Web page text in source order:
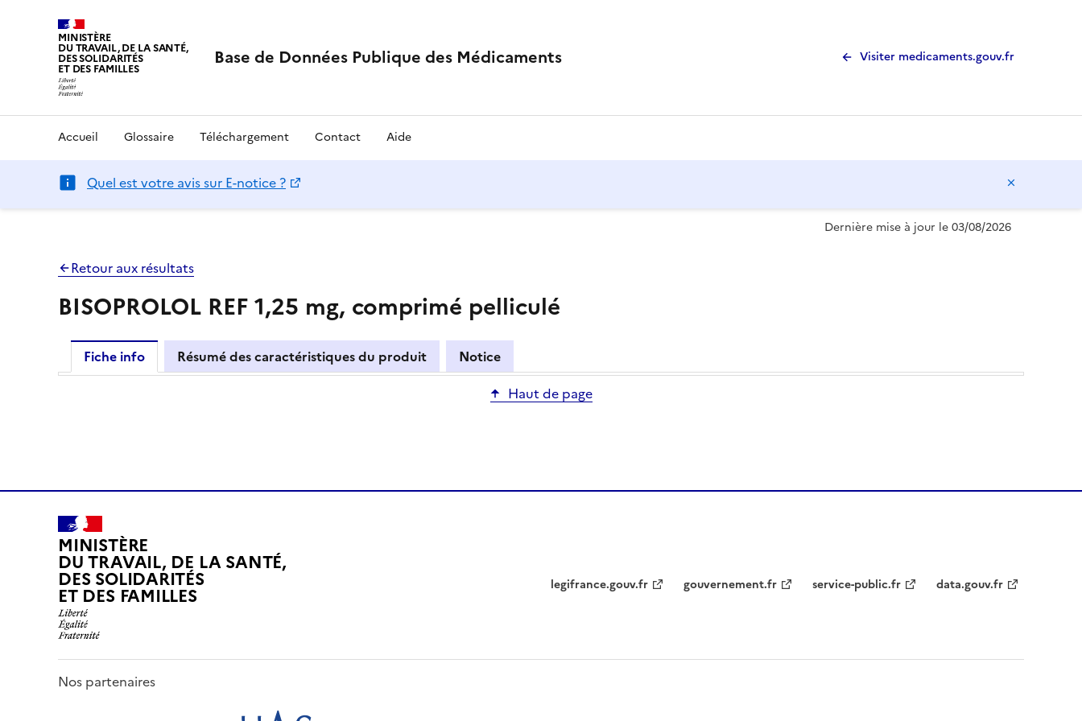
MINISTÈRE
DU TRAVAIL, DE LA SANTÉ,
DES SOLIDARITÉS
ET DES FAMILLES Base de Données Publique des Médicaments Visiter medicaments.gouv.fr
Accueil Glossaire Téléchargement Contact Aide
Quel est votre avis sur E-notice ?
Dernière mise à jour le 03/08/2026
Retour aux résultats
BISOPROLOL REF 1,25 mg, comprimé pelliculé
Fiche info Résumé des caractéristiques du produit
Notice
Haut de page
MINISTÈRE
DU TRAVAIL, DE LA SANTÉ,
DES SOLIDARITÉS
ET DES FAMILLES legifrance.gouv.fr gouvernement.fr service-public.fr data.gouv.fr
Nos partenaires